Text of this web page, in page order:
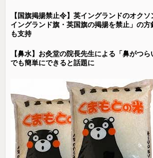
【国旗掲揚禁止令】英イングランドのオク
イングランド旗・英国旗の掲揚を禁止」の
も支持
【鼻水】お灸堂の院長先生による「鼻がつ
でも簡単にできると話題に